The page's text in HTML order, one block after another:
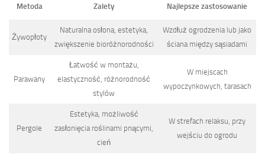
Metoda Zalety Najlepsze zastosowanie
Żywopłoty
Naturalna osłona, estetyka,
zwiększenie bioróżnorodności
Wzdłuż ogrodzenia lub jako
ściana między sąsiadami
Parawany
Łatwość w montażu,
elastyczność, różnorodność
stylów
W miejscach
wypoczynkowych, tarasach
Pergole
Estetyka, możliwość
zasłonięcia roślinami pnącymi,
cień
W strefach relaksu, przy
wejściu do ogrodu